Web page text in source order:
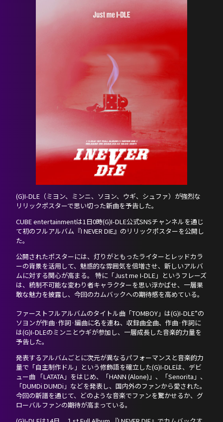
(G)I-DLE（ミヨン、ミンニ、ソヨン、ウギ、シュファ）が強烈な
リリックポスターで思い切った新曲を予告した。
CUBE entertainmentは1日0時(G)I-DLE公式SNSチャンネルを通じ
て初のフルアルバム『I NEVER DIE』のリリックポスターを公開し
た。
公開されたポスターには、灯りがともったライターとレッドカラ
ーの背景を活用して、魅惑的な雰囲気を倍増させ、新しいアルバ
ムに対する関心が高まる。 特に「Just me I-DLE」というフレーズ
は、統制不可能な変わり者キャラクターを思い浮かばせ、一層果
敢な魅力を披露し、今回のカムバックへの期待感を高めている。
ファーストフルアルバムのタイトル曲「TOMBOY」は(G)I-DLE”の
ソヨンが作曲·作詞·編曲に名を連ね、収録曲全曲、作曲·作詞に
は(G)I-DLEのミンニとウギが参加し、一層成長した音楽的力量を
予告した。
発表するアルバムごとに次元が異なるパフォーマンスと音楽的力
量で「自主制作ドル」という修飾語を確立した(G)I-DLEは、デビ
ュー曲 「LATATA」をはじめ、「HANN (Alone)」、「Senorita」、
「DUMDi DUMDi」などを発表し、国内外のファンから愛された。
今回の新譜を通じて、どのような音楽でファンを驚かせるか、グ
ローバルファンの期待が高まっている。
HOME
NEWS
PROFILE
SCHEDULE